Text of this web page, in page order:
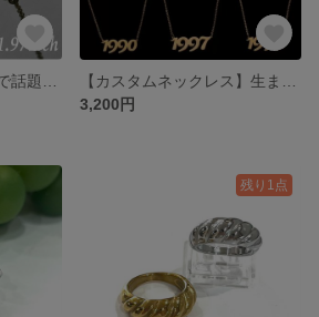
3,200円
残り1点